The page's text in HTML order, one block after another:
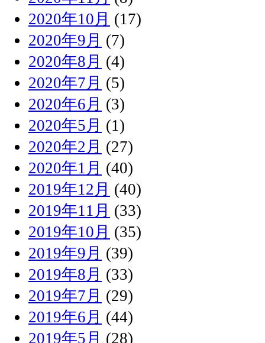
2020年10月 (17)
2020年9月 (7)
2020年8月 (4)
2020年7月 (5)
2020年6月 (3)
2020年5月 (1)
2020年2月 (27)
2020年1月 (40)
2019年12月 (40)
2019年11月 (33)
2019年10月 (35)
2019年9月 (39)
2019年8月 (33)
2019年7月 (29)
2019年6月 (44)
2019年5月 (28)